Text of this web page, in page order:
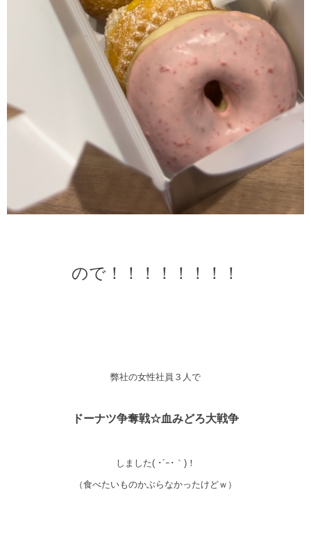
ので！！！！！！！！
弊社の女性社員３人で
ドーナツ争奪戦☆血みどろ大戦争
しました( ･´ｰ･｀)！
（食べたいものかぶらなかったけどｗ）